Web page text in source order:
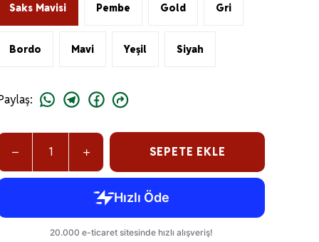
Saks Mavisi Pembe Gold Gri
Bordo Mavi Yeşil Siyah
:
SEPETE EKLE